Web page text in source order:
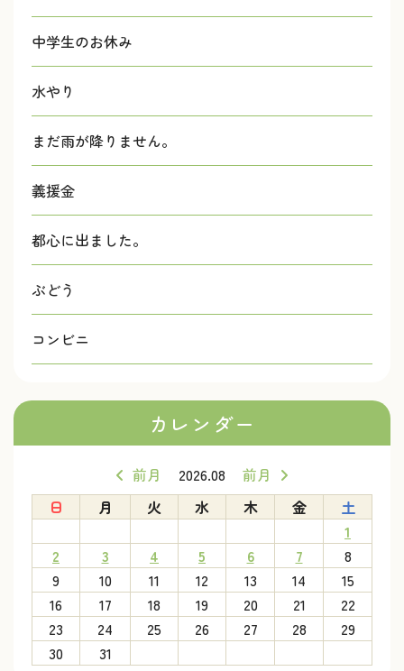
中学生のお休み
水やり
まだ雨が降りません。
義援金
都心に出ました。
ぶどう
コンビニ
カレンダー
前月 2026.08
前月
日
月 火 水 木 金
土
1
2
3 4 5 6 7
8
9
10 11 12 13 14
15
16
17 18 19 20 21
22
23
24 25 26 27 28
29
30
31